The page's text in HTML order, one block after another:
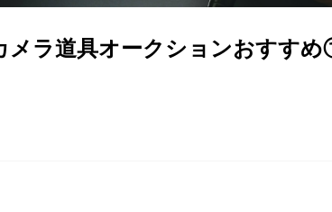
メラ道具オークションおすす